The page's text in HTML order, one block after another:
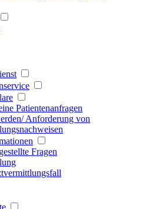
Patientenanfragen
Anforderung von
Fragen